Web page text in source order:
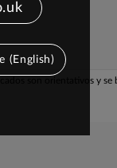
son orientativos y
(English)